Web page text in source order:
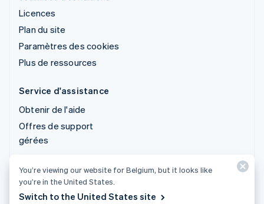
Licences
Plan du site
Paramètres des cookies
Plus de ressources
Service d'assistance
Obtenir de l'aide
Offres de support
gérées
© 2026 Stripe, LLC
You’re viewing our website for Belgium, but it looks like
you’re in the United States.
Switch to the United States site